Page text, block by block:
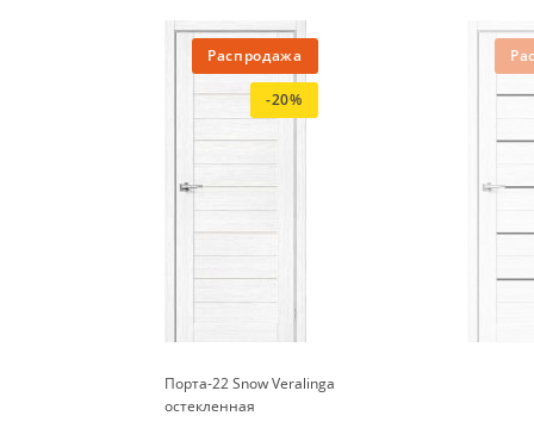
Распродажа
-20%
Порта-22 Snow Veralinga
остекленная